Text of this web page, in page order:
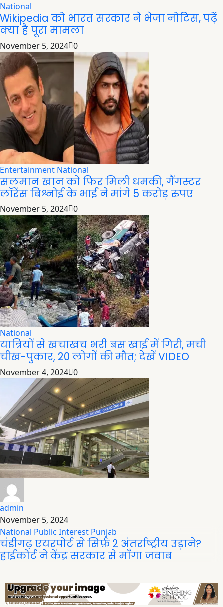
National
Wikipedia को भारत सरकार ने भेजा नोटिस, पढ़ें
क्या है पूरा मामला
November 5, 2024 0
Entertainment National
सलमान खान को फिर मिली धमकी, गैंगस्टर
लॉरेंस बिश्नोई के भाई ने मांगे 5 करोड़ रुपए
November 5, 2024 0
National
यात्रियों से खचाखच भरी बस खाई में गिरी, मची
चीख-पुकार, 20 लोगों की मौत; देखें VIDEO
November 4, 2024 0
admin
November 5, 2024
National Public Interest Punjab
चंडीगढ़ एयरपोर्ट से सिर्फ़ 2 अंतर्राष्ट्रीय उड़ाने?
हाईकोर्ट ने केंद्र सरकार से माँगा जवाब